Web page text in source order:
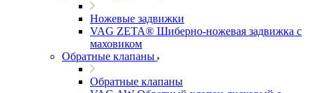
Ножевые задвижки
VAG ZETA® Шиберно-ножевая задвижка с
маховиком
Обратные клапаны
Обратные клапаны